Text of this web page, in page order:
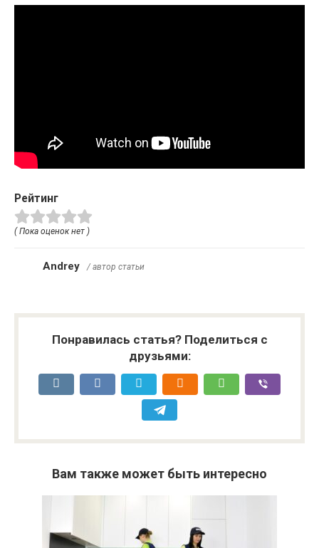
Рейтинг
( Пока оценок нет )
Andrey / автор статьи
Понравилась статья? Поделиться с
друзьями:
Вам также может быть интересно